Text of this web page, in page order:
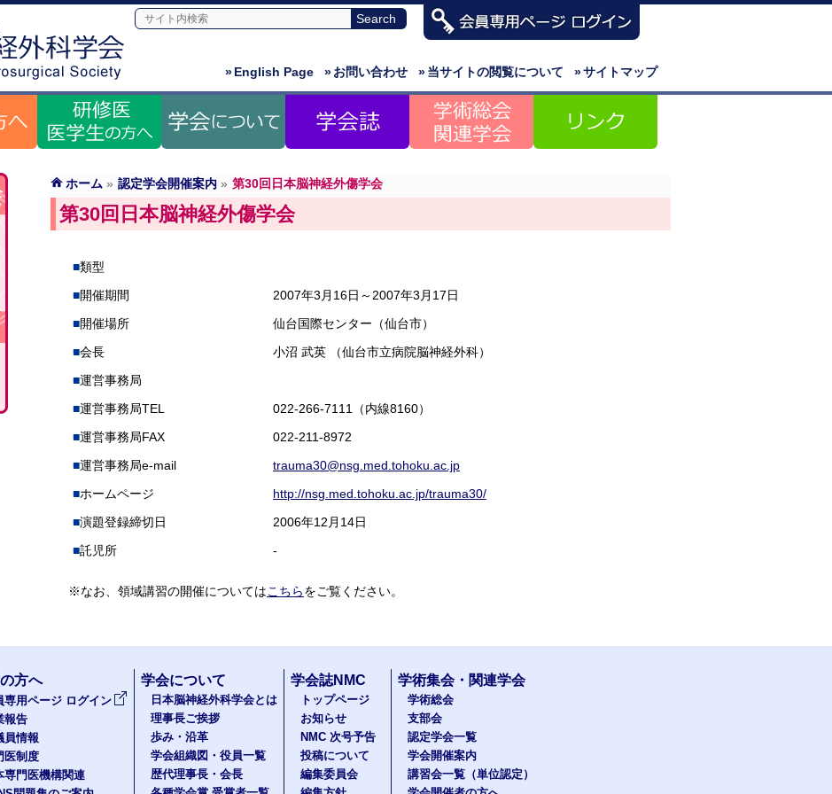
»サイトマップ
»当サイトの閲覧について
»お問い合わせ
»English Page
ホーム » 認定学会開催案内 » 第30回日本脳神経外傷学会
第30回日本脳神経外傷学会
類型
開催期間
2007年3月16日～2007年3月17日
開催場所
仙台国際センター（仙台市）
会長
小沼 武英 （仙台市立病院脳神経外科）
運営事務局
運営事務局TEL
022-266-7111（内線8160）
運営事務局FAX
022-211-8972
運営事務局e-mail
trauma30@nsg.med.tohoku.ac.jp
ホームページ
http://nsg.med.tohoku.ac.jp/trauma30/
演題登録締切日
2006年12月14日
託児所
-
※なお、領域講習の開催についてはこちらをご覧ください。
方へ
専用ページ ログイン
報告
員情報
医制度
専門医機構関連
学会について
日本脳神経外科学会とは
理事長ご挨拶
歩み・沿革
学会組織図・役員一覧
歴代理事長・会長
学会誌NMC
トップページ
お知らせ
NMC 次号予告
投稿について
編集委員会
学術集会・関連学会
学術総会
支部会
認定学会一覧
学会開催案内
講習会一覧（単位認定）